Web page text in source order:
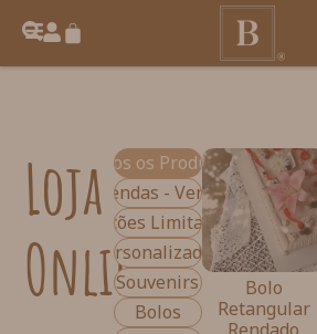
Loja
Online
Entre Rendas - Verão 2026
Edições Limitadas
Personalizados
Souvenirs
Bolos
Todos os Produtos
Bolo
Retangular